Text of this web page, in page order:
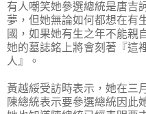
有人嘲笑她參選總統是唐吉
夢，但她無論如何都想在有
國，如果她有生之年不能親
她的墓誌銘上將會刻著『這
人』。
黃越綏受訪時表示，她在三
陳總統表示要參選總統因此